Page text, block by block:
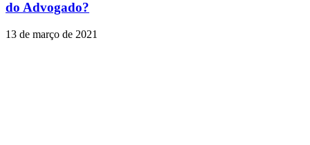
do Advogado?
13 de março de 2021